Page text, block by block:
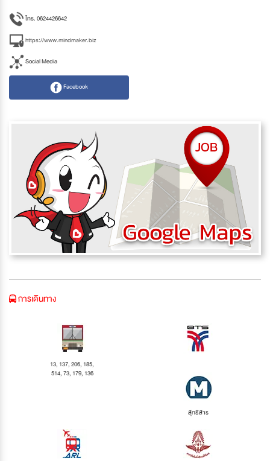
โทร. 0624426642
https://www.mindmaker.biz
Social Media
Facebook
การเดินทาง
13, 137, 206, 185,
514, 73, 179, 136
สุทธิสาร